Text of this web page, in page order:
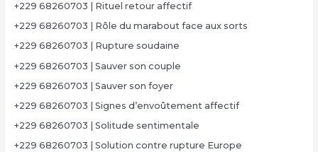
+229 68260703 | Rituel retour affectif
+229 68260703 | Rôle du marabout face aux sorts
+229 68260703 | Rupture soudaine
+229 68260703 | Sauver son couple
+229 68260703 | Sauver son foyer
+229 68260703 | Signes d’envoûtement affectif
+229 68260703 | Solitude sentimentale
+229 68260703 | Solution contre rupture Europe